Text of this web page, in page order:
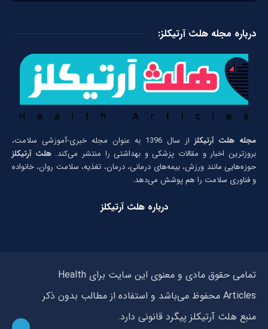
درباره مجله هلث آرتیکلز:
مجله هلث آرتیکلز
از سال 1396 به عنوان مجله خبری-آموزشی سلامت،
بروزترین اخبار و مقالات پزشکی و بهداشتی را منتشر می‌کند.هلث آرتیکلز
حوزه‌هایی مانند ورزش، بیمه‌های درمانی، درمان، تغذیه، سلامت روان، خانواده
و فناوری سلامت را هم پوشش می‌دهد.
درباره هلث آرتیکلز
تمامی حقوق مادی و معنوی این سایت برای Health
Articles محفوظ می‌باشد و استفاده از مطالب بدون ذکر
منبع هلث آرتیکلز پیگرد قانونی دارد.